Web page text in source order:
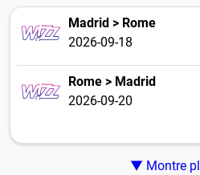
Madrid > Rome
2026-09-18
Rome > Madrid
2026-09-20
▼ Montre